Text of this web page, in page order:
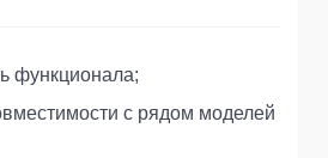
функционала;
с рядом моделей